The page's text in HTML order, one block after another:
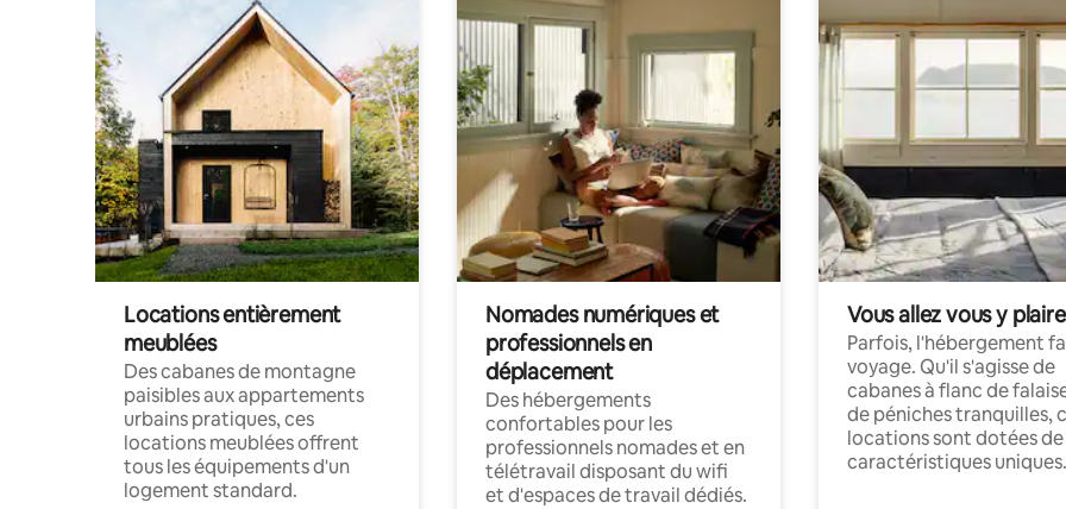
Locations entièrement
meublées
Des cabanes de montagne
paisibles aux appartements
urbains pratiques, ces
locations meublées offrent
tous les équipements d'un
logement standard.
Nomades numériques et
professionnels en
déplacement
Des hébergements
confortables pour les
professionnels nomades et en
télétravail disposant du wifi
et d'espaces de travail dédiés.
Vous allez vous y plaire
Parfois, l'hébergement
voyage. Qu'il s'agisse de
cabanes à flanc de
de péniches tranquilles,
locations sont dotées de
caractéristiques uniques.